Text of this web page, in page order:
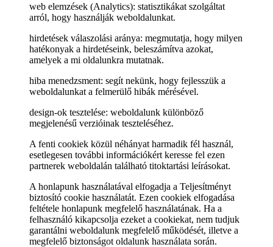
web elemzések (Analytics): statisztikákat szolgáltat
arról, hogy használják weboldalunkat.
hirdetések válaszolási aránya: megmutatja, hogy milyen
hatékonyak a hirdetéseink, beleszámítva azokat,
amelyek a mi oldalunkra mutatnak.
hiba menedzsment: segít nekünk, hogy fejlesszük a
weboldalunkat a felmerülő hibák mérésével.
design-ok tesztelése: weboldalunk különböző
megjelenésű verzióinak teszteléséhez.
A fenti cookiek közül néhányat harmadik fél használ,
esetlegesen további információkért keresse fel ezen
partnerek weboldalán található titoktartási leírásokat.
A honlapunk használatával elfogadja a Teljesítményt
biztosító cookie használatát. Ezen cookiek elfogadása
feltétele honlapunk megfelelő használatának. Ha a
felhasználó kikapcsolja ezeket a cookiekat, nem tudjuk
garantálni weboldalunk megfelelő működését, illetve a
megfelelő biztonságot oldalunk használata során.